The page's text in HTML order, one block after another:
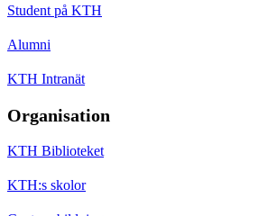
Student på KTH
Alumni
KTH Intranät
Organisation
KTH Biblioteket
KTH:s skolor